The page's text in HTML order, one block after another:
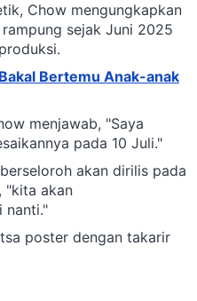
Chow mengungkapkan
sejak Juni 2025
Bertemu Anak-anak
menjawab, "Saya
pada 10 Juli."
akan dirilis pada
"kita akan
nanti."
poster dengan takarir